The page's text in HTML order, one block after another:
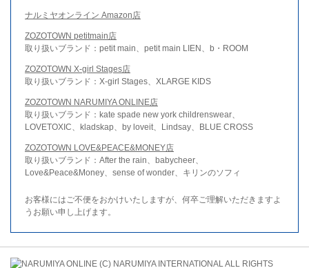
ナルミヤオンライン Amazon店
ZOZOTOWN petitmain店
取り扱いブランド：petit main、petit main LIEN、b・ROOM
ZOZOTOWN X-girl Stages店
取り扱いブランド：X-girl Stages、XLARGE KIDS
ZOZOTOWN NARUMIYA ONLINE店
取り扱いブランド：kate spade new york childrenswear、
LOVETOXIC、kladskap、by loveit、Lindsay、BLUE CROSS
ZOZOTOWN LOVE&PEACE&MONEY店
取り扱いブランド：After the rain、babycheer、
Love&Peace&Money、sense of wonder、キリンのソフィ
お客様にはご不便をおかけいたしますが、何卒ご理解いただきますよ
うお願い申し上げます。